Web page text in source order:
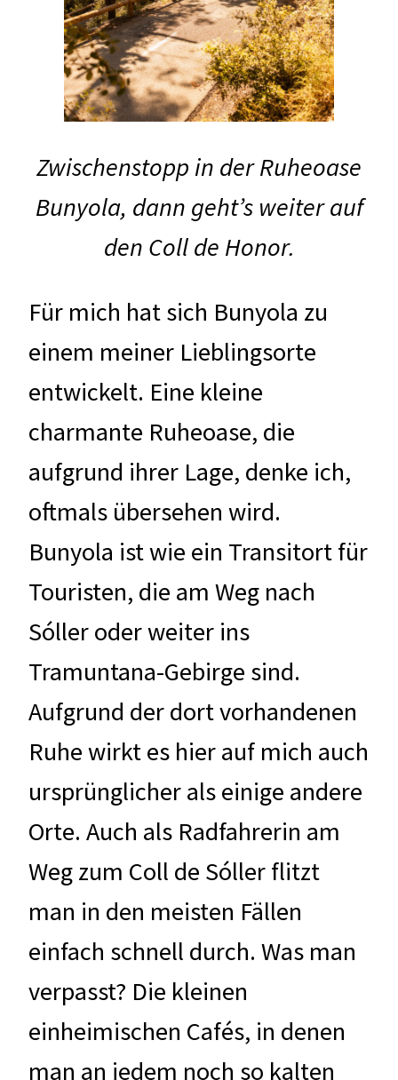
Zwischenstopp in der Ruheoase
Bunyola, dann geht’s weiter auf
den Coll de Honor.
Für mich hat sich Bunyola zu
einem meiner Lieblingsorte
entwickelt. Eine kleine
charmante Ruheoase, die
aufgrund ihrer Lage, denke ich,
oftmals übersehen wird.
Bunyola ist wie ein Transitort für
Touristen, die am Weg nach
Sóller oder weiter ins
Tramuntana-Gebirge sind.
Aufgrund der dort vorhandenen
Ruhe wirkt es hier auf mich auch
ursprünglicher als einige andere
Orte. Auch als Radfahrerin am
Weg zum Coll de Sóller flitzt
man in den meisten Fällen
einfach schnell durch. Was man
verpasst? Die kleinen
einheimischen Cafés, in denen
man an jedem noch so kalten